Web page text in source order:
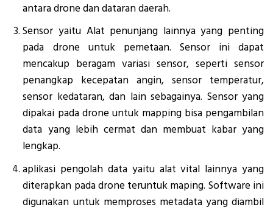
antara drone dan dataran daerah.
Sensor yaitu Alat penunjang lainnya yang penting
pada drone untuk pemetaan. Sensor ini dapat
mencakup beragam variasi sensor, seperti sensor
penangkap kecepatan angin, sensor temperatur,
sensor kedataran, dan lain sebagainya. Sensor yang
dipakai pada drone untuk mapping bisa pengambilan
data yang lebih cermat dan membuat kabar yang
lengkap.
aplikasi pengolah data yaitu alat vital lainnya yang
diterapkan pada drone teruntuk maping. Software ini
digunakan untuk memproses metadata yang diambil